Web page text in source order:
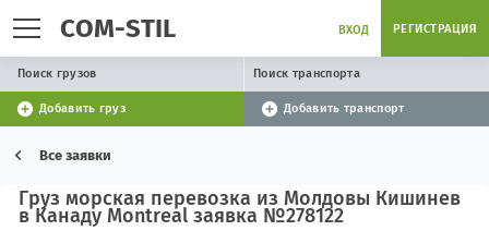
COM-STIL ВХОД РЕГИСТРАЦИЯ
Поиск грузов Поиск транспорта
Добавить груз Добавить транспорт
Все заявки
Груз морская перевозка из Молдовы Кишинев
в Канаду Montreal заявка №278122